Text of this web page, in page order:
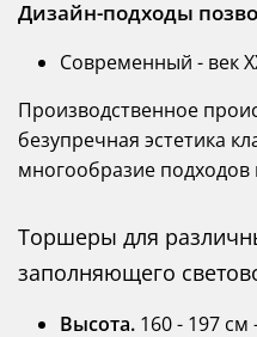
Дизайн-подходы
Современный - век
Производственное
безупречная эстетика
многообразие подходов
Торшеры для
заполняющего
Высота. 160 - 197